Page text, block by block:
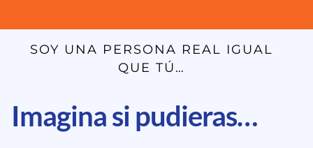
SOY UNA PERSONA REAL IGUAL
QUE TÚ…
Imagina si pudieras…